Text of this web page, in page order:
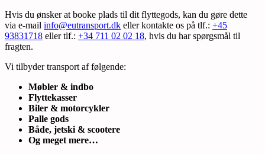
Hvis du ønsker at booke plads til dit flyttegods, kan du gøre dette
via e-mail info@eutransport.dk eller kontakte os på tlf.: +45
93831718 eller tlf.: +34 711 02 02 18, hvis du har spørgsmål til
fragten.
Vi tilbyder transport af følgende:
Møbler & indbo
Flyttekasser
Biler & motorcykler
Palle gods
Både, jetski & scootere
Og meget mere…